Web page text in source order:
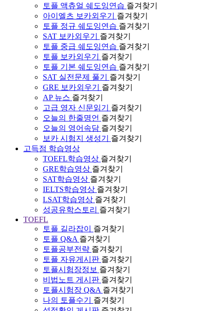
토플 액츄얼 쉐도잉연습 즐겨찾기
아이엘츠 보카외우기
즐겨찾기
토플 정규 쉐도잉연습 즐겨찾기
SAT 보카외우기
즐겨찾기
토플 중급 쉐도잉연습 즐겨찾기
토플 보카외우기
즐겨찾기
토플 기본 쉐도잉연습 즐겨찾기
SAT 실전문제 풀기
즐겨찾기
GRE 보카외우기
즐겨찾기
AP 뉴스 즐겨찾기
고급 영자 신문읽기
즐겨찾기
오늘의 한줄명언 즐겨찾기
오늘의 영어속담 즐겨찾기
보카 시험지 생성기
즐겨찾기
고득점 학습영상
TOEFL학습영상 즐겨찾기
GRE학습영상 즐겨찾기
SAT학습영상 즐겨찾기
IELTS학습영상 즐겨찾기
LSAT학습영상 즐겨찾기
성공유학스토리 즐겨찾기
TOEFL
토플 길라잡이
즐겨찾기
토플 Q&A 즐겨찾기
토플공부전략 즐겨찾기
토플 자유게시판 즐겨찾기
토플시험장정보 즐겨찾기
비법노트 게시판 즐겨찾기
토플시험장 Q&A 즐겨찾기
나의 토플수기
즐겨찾기